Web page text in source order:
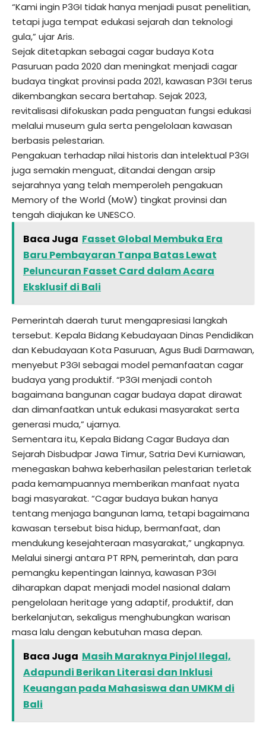
“Kami ingin P3GI tidak hanya menjadi pusat penelitian,
tetapi juga tempat edukasi sejarah dan teknologi
gula,” ujar Aris.
Sejak ditetapkan sebagai cagar budaya Kota
Pasuruan pada 2020 dan meningkat menjadi cagar
budaya tingkat provinsi pada 2021, kawasan P3GI terus
dikembangkan secara bertahap. Sejak 2023,
revitalisasi difokuskan pada penguatan fungsi edukasi
melalui museum gula serta pengelolaan kawasan
berbasis pelestarian.
Pengakuan terhadap nilai historis dan intelektual P3GI
juga semakin menguat, ditandai dengan arsip
sejarahnya yang telah memperoleh pengakuan
Memory of the World (MoW) tingkat provinsi dan
tengah diajukan ke UNESCO.
Baca Juga Fasset Global Membuka Era
Baru Pembayaran Tanpa Batas Lewat
Peluncuran Fasset Card dalam Acara
Eksklusif di Bali
Pemerintah daerah turut mengapresiasi langkah
tersebut. Kepala Bidang Kebudayaan Dinas Pendidikan
dan Kebudayaan Kota Pasuruan, Agus Budi Darmawan,
menyebut P3GI sebagai model pemanfaatan cagar
budaya yang produktif. “P3GI menjadi contoh
bagaimana bangunan cagar budaya dapat dirawat
dan dimanfaatkan untuk edukasi masyarakat serta
generasi muda,” ujarnya.
Sementara itu, Kepala Bidang Cagar Budaya dan
Sejarah Disbudpar Jawa Timur, Satria Devi Kurniawan,
menegaskan bahwa keberhasilan pelestarian terletak
pada kemampuannya memberikan manfaat nyata
bagi masyarakat. “Cagar budaya bukan hanya
tentang menjaga bangunan lama, tetapi bagaimana
kawasan tersebut bisa hidup, bermanfaat, dan
mendukung kesejahteraan masyarakat,” ungkapnya.
Melalui sinergi antara PT RPN, pemerintah, dan para
pemangku kepentingan lainnya, kawasan P3GI
diharapkan dapat menjadi model nasional dalam
pengelolaan heritage yang adaptif, produktif, dan
berkelanjutan, sekaligus menghubungkan warisan
masa lalu dengan kebutuhan masa depan.
Baca Juga Masih Maraknya Pinjol Ilegal,
Adapundi Berikan Literasi dan Inklusi
Keuangan pada Mahasiswa dan UMKM di
Bali